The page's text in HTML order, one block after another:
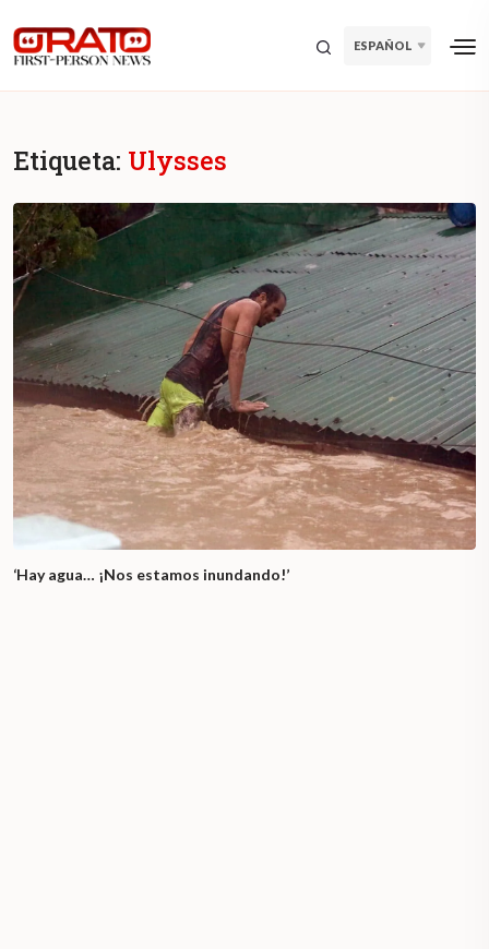
ESPAÑOL
Etiqueta: Ulysses
‘Hay agua… ¡Nos estamos inundando!’